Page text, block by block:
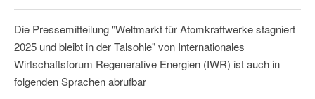
Die Pressemitteilung "Weltmarkt für Atomkraftwerke stagniert
2025 und bleibt in der Talsohle" von Internationales
Wirtschaftsforum Regenerative Energien (IWR) ist auch in
folgenden Sprachen abrufbar